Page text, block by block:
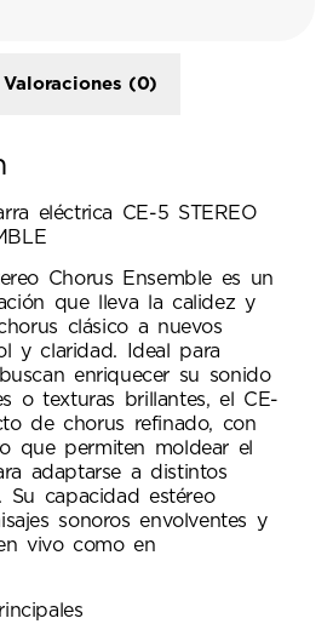
Valoraciones (0)
eléctrica CE-5 STEREO
Chorus Ensemble es un
que lleva la calidez y
clásico a nuevos
y claridad. Ideal para
enriquecer su sonido
o texturas brillantes, el CE-
de chorus refinado, con
que permiten moldear el
adaptarse a distintos
Su capacidad estéreo
sonoros envolventes y
vivo como en